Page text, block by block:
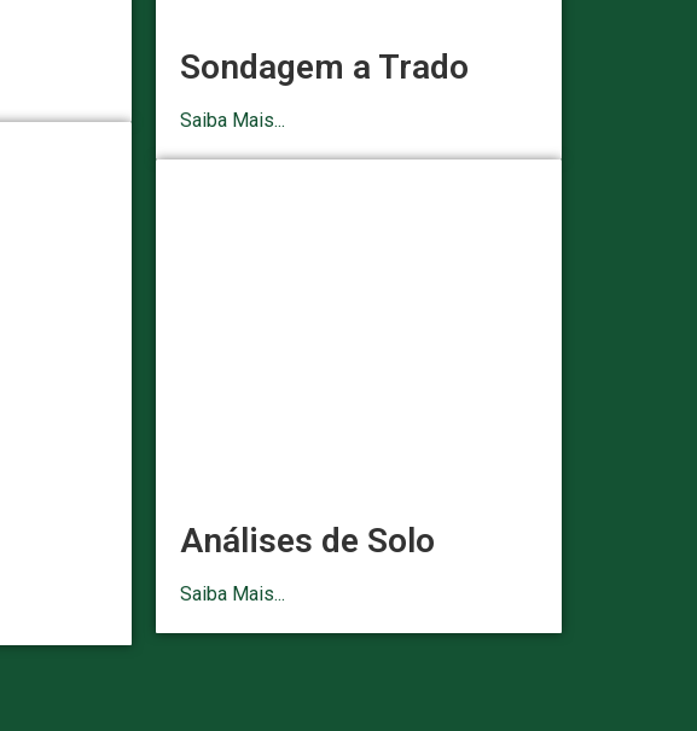
Sondagem a Trado
Saiba Mais...
Análises de Solo
Saiba Mais...